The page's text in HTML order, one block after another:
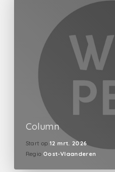
Column
Start op 12 mrt. 2026
Regio Oost-Vlaanderen